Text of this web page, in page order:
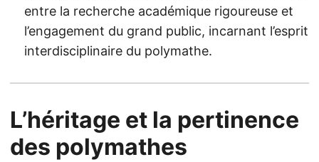
entre la recherche académique rigoureuse et
l’engagement du grand public, incarnant l’esprit
interdisciplinaire du polymathe.
L’héritage et la pertinence
des polymathes